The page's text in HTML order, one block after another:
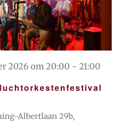
2026 om 20:00 - 21:00
Albertlaan 29b,